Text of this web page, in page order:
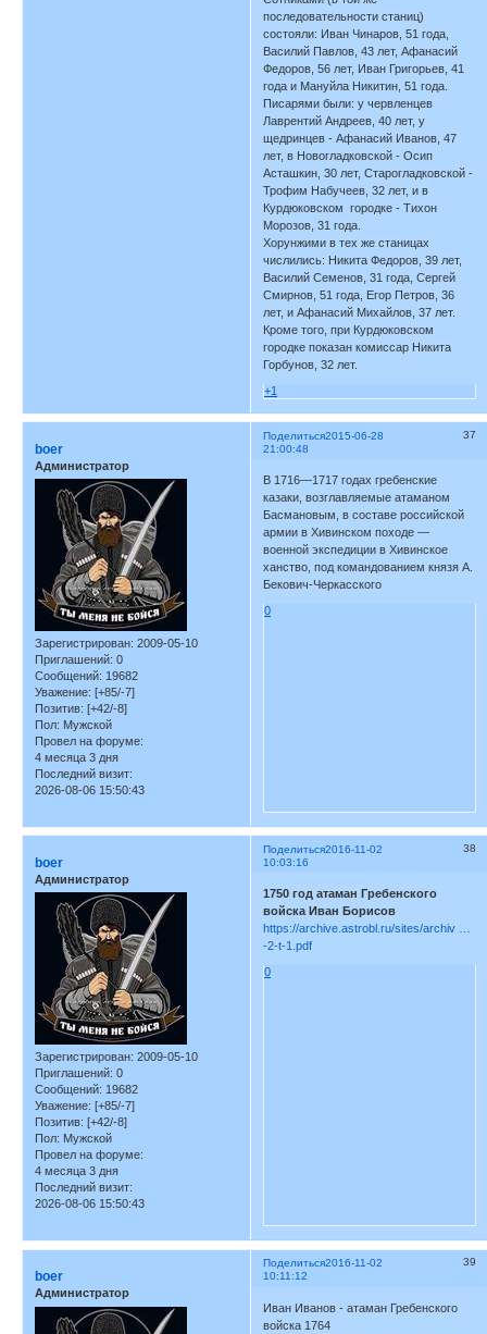
последовательности станиц)
состояли: Иван Чинаров, 51 года,
Василий Павлов, 43 лет, Афанасий
Федоров, 56 лет, Иван Григорьев, 41
года и Мануйла Никитин, 51 года.
Писарями были: у червленцев
Лаврентий Андреев, 40 лет, у
щедринцев - Афанасий Иванов, 47
лет, в Новогладковской - Осип
Асташкин, 30 лет, Старогладковской -
Трофим Набучеев, 32 лет, и в
Курдюковском городке - Тихон
Морозов, 31 года.
Хорунжими в тех же станицах
числились: Никита Федоров, 39 лет,
Василий Семенов, 31 года, Сергей
Смирнов, 51 года, Егор Петров, 36
лет, и Афанасий Михайлов, 37 лет.
Кроме того, при Курдюковском
городке показан комиссар Никита
Горбунов, 32 лет.
+1
Поделиться 37
2015-06-28
21:00:48
boer
Администратор
Зарегистрирован: 2009-05-10
Приглашений: 0
Сообщений: 19682
Уважение: [+85/-7]
Позитив: [+42/-8]
Пол: Мужской
Провел на форуме:
4 месяца 3 дня
Последний визит:
2026-08-06 15:50:43
В 1716—1717 годах гребенские
казаки, возглавляемые атаманом
Басмановым, в составе российской
армии в Хивинском походе —
военной экспедиции в Хивинское
ханство, под командованием князя А.
Бекович-Черкасского
0
Поделиться 38
2016-11-02
10:03:16
boer
Администратор
Зарегистрирован: 2009-05-10
Приглашений: 0
Сообщений: 19682
Уважение: [+85/-7]
Позитив: [+42/-8]
Пол: Мужской
Провел на форуме:
4 месяца 3 дня
Последний визит:
2026-08-06 15:50:43
1750 год атаман Гребенского
войска Иван Борисов
https://archive.astrobl.ru/sites/archiv …
-2-t-1.pdf
0
Поделиться 39
2016-11-02
10:11:12
boer
Администратор
Иван Иванов - атаман Гребенского
войска 1764